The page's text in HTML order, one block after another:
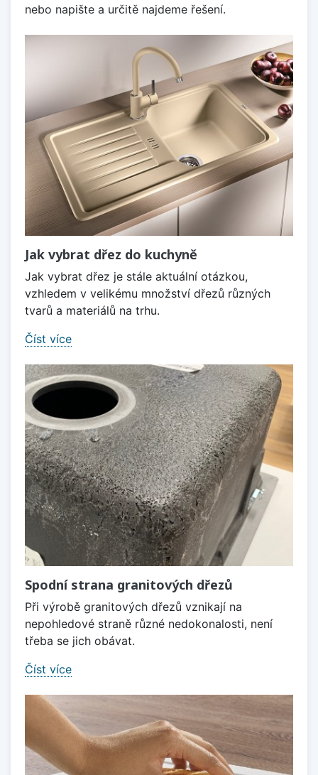
nebo napište a určitě najdeme řešení.
Jak vybrat dřez do kuchyně
Jak vybrat dřez je stále aktuální otázkou,
vzhledem v velikému množství dřezů různých
tvarů a materiálů na trhu.
Číst více
Spodní strana granitových dřezů
Při výrobě granitových dřezů vznikají na
nepohledové straně různé nedokonalosti, není
třeba se jich obávat.
Číst více